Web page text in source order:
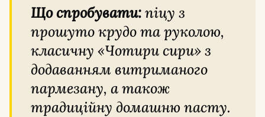
Що спробувати:піцу з
прошуто крудо та руколою,
класичну «Чотири сири» з
додаванням витриманого
пармезану, а також
традиційну домашню пасту.